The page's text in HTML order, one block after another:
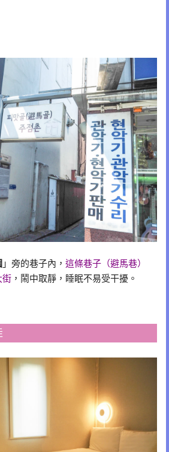
」旁的巷子內， 這條巷子（避馬巷）
街 ，鬧中取靜，睡眠不易受干擾。